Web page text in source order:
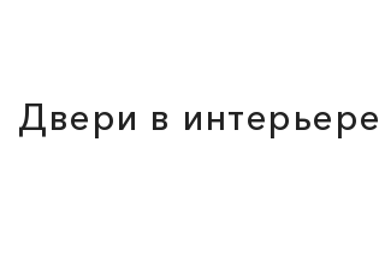
Двери в интерьере